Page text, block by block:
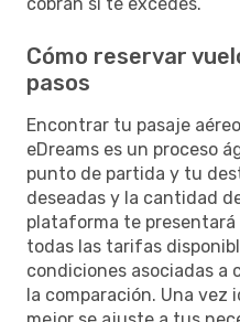
Cómo reservar
pasos
Encontrar tu pasaje
eDreams es un proceso
punto de partida y tu
deseadas y la cantidad
plataforma te
todas las tarifas
condiciones asociadas
la comparación. Una vez